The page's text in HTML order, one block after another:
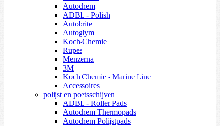
Autochem
ADBL - Polish
Autobrite
Autoglym
Koch-Chemie
Rupes
Menzerna
3M
Koch Chemie - Marine Line
Accessoires
polijst en poetsschijven
ADBL - Roller Pads
Autochem Thermopads
Autochem Polijstpads